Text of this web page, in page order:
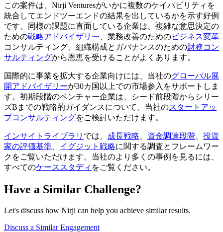
この案件は、Nirji Venturesがいかに複数のケイパビリティを
統合してエンドツーエンドの結果を出しているかを示す好例
です。同様の課題に直面している企業は、複雑な意思決定の
ための戦略アドバイザリー 、業務改善のためのビジネス変革
コンサルティング、組織構成とガバナンスのための財務コン
サルティングから恩恵を受けることがよくあります。
国際的に事業を拡大する企業向けには、当社のグローバル展
開アドバイザリーが30カ国以上での市場参入をサポートしま
す。初期段階のベンチャー企業は、シード前段階からシリー
ズBまでの戦略的ガイダンスについて、当社のスタートアッ
プコンサルティングをご検討いただけます。
インサイトライブラリ では、 成長戦略 資金調達段階
投資
家の評価基準
イグジット戦略に関する調査とフレームワー
クをご覧いただけます。当社のより多くの事例を見るには、
すべてのケーススタディ をご覧ください。
Have a Similar Challenge?
Let's discuss how Nirji can help you achieve similar results.
Discuss a Similar Engagement